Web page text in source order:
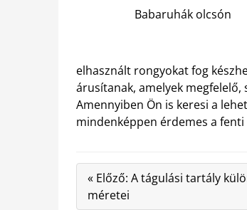
Babaruhák olcsón
elhasznált rongyokat fog
árusítanak, amelyek megfelelő,
Amennyiben Ön is keresi a
mindenképpen érdemes a
« Előző: A tágulási tartály
méretei